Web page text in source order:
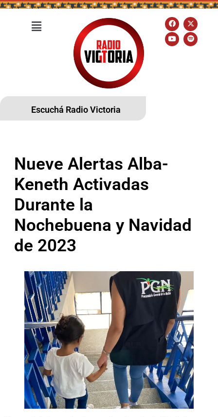
Escuchá Radio Victoria
Nueve Alertas Alba-
Keneth Activadas
Durante la
Nochebuena y Navidad
de 2023